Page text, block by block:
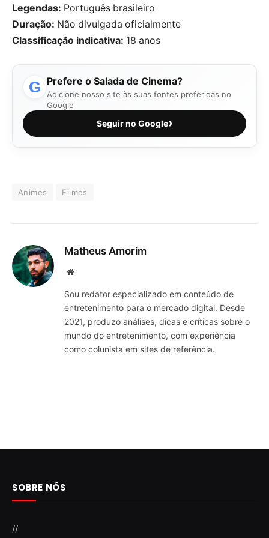
Legendas: Português brasileiro
Duração: Não divulgada oficialmente
Classificação indicativa: 18 anos
G Prefere o Salada de Cinema?
Adicione nosso site às suas fontes preferidas no
Google
Seguir no Google›
Animes Filmes
Matheus Amorim
Website
Sou redator especializado em conteúdo de
entretenimento para o mercado digital. Desde
2021, produzo análises, dicas e críticas sobre o
mundo do entretenimento, com experiência
como colunista em sites de referência.
SOBRE NÓS
//